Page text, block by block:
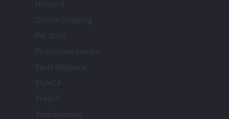
Notizie.it
Offerte Shopping
Pet Story
Professione Lavoro
Sport Magazine
Style24
Think.it
Tuobenessere